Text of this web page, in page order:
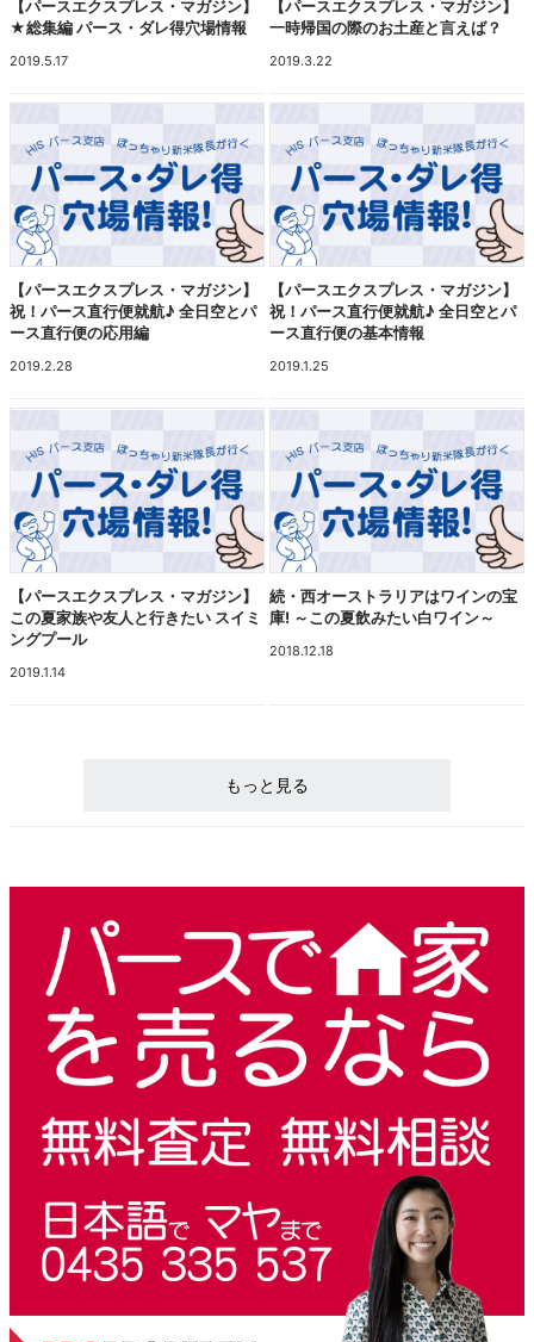
【パースエクスプレス・マガジン】
★総集編 パース・ダレ得穴場情報
2019.5.17
【パースエクスプレス・マガジン】
一時帰国の際のお土産と言えば？
2019.3.22
【パースエクスプレス・マガジン】
祝！パース直行便就航♪ 全日空とパ
ース直行便の応用編
2019.2.28
【パースエクスプレス・マガジン】
祝！パース直行便就航♪ 全日空とパ
ース直行便の基本情報
2019.1.25
【パースエクスプレス・マガジン】
この夏家族や友人と行きたい スイミ
ングプール
2019.1.14
続・西オーストラリアはワインの宝
庫! ～この夏飲みたい白ワイン～
2018.12.18
もっと見る